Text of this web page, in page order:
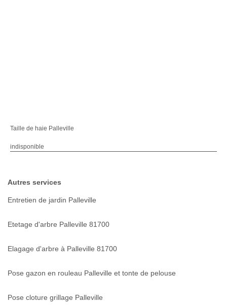
Taille de haie Palleville
indisponible
Autres services
Entretien de jardin Palleville
Etetage d'arbre Palleville 81700
Elagage d'arbre à Palleville 81700
Pose gazon en rouleau Palleville et tonte de pelouse
Pose cloture grillage Palleville